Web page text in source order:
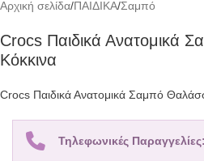
Αρχική σελίδα/ΠΑΙΔΙΚΑ/Σαμπό
Crocs Παιδικά Ανατομικά
Κόκκινα
Crocs Παιδικά Ανατομικά Σαμπό
Τηλεφωνικές Παραγγελίες: